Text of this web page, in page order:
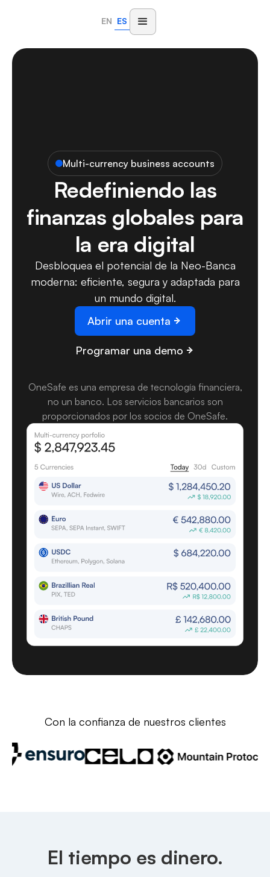
EN ES
Multi-currency business accounts
Redefiniendo las
finanzas globales para
la era digital
Desbloquea el potencial de la Neo-Banca
moderna: eficiente, segura y adaptada para
un mundo digital.
Abrir una cuenta
Programar una demo
OneSafe es una empresa de tecnología financiera,
no un banco. Los servicios bancarios son
proporcionados por los socios de OneSafe.
Con la confianza de nuestros clientes
El tiempo es dinero.